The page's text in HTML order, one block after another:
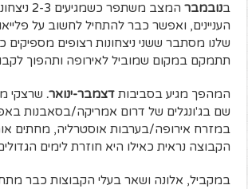
בנובמבר
המצב
העניינים, ואפשר כבר להתחיל לחשוב על
שלנו מסתבר ששני ניצחונות רצופים
תתמקם במקום שמוביל לאירופה ותהפוך
המהפך מגיע בסביבותדצמבר-ינואר. שרצקי
שם בג'ונגלים של דרום אמריקה/בסאבנות
במזרח אירופה/בערבות אוסטרליה, מחתים
הקבוצה נראית כאילו היא חוזרת לימים
במקביל, אלונה ושאר בעלי הקבוצות כבר